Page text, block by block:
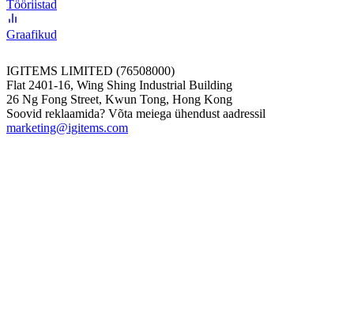
Tööriistad
Graafikud
IGITEMS LIMITED (76508000)
Flat 2401-16, Wing Shing Industrial Building
26 Ng Fong Street, Kwun Tong, Hong Kong
Soovid reklaamida? Võta meiega ühendust aadressil
marketing@igitems.com